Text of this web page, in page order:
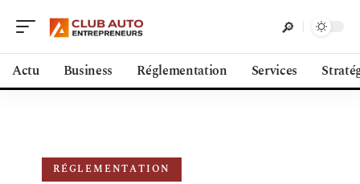
Actu Business Réglementation Services
RÉGLEMENTATION